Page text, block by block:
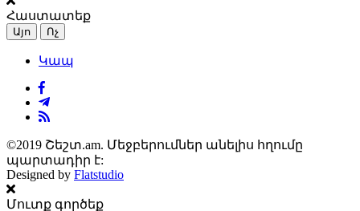
Հաստատեք
Այո Ոչ
Կապ
©2019 Շեշտ.am. Մեջբերումներ անելիս հղումը
պարտադիր է:
Designed by Flatstudio
Մուտք գործեք